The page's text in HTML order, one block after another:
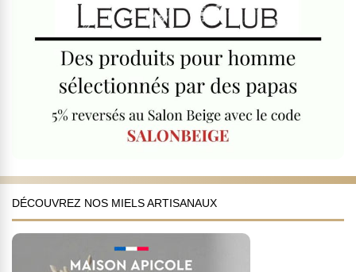
DÉCOUVREZ NOS MIELS ARTISANAUX